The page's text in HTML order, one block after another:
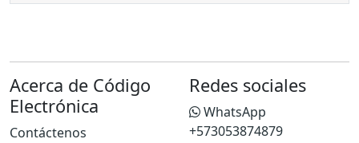
Acerca de Código
Electrónica
Contáctenos
Redes sociales
WhatsApp
+573053874879